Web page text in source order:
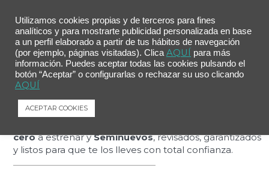
Estrena más por
menos
ceroa estrenar ySeminuevos, revisados, garantizados
y listos para que te los lleves con total confianza.
Utilizamos cookies propias y de terceros para fines
analíticos y para mostrarte publicidad personalizada en base
a un perfil elaborado a partir de tus hábitos de navegación
(por ejemplo, páginas visitadas). Clica AQUÍ para más
información. Puedes aceptar todas las cookies pulsando el
botón “Aceptar” o configurarlas o rechazar su uso clicando
AQUÍ
ACEPTAR COOKIES